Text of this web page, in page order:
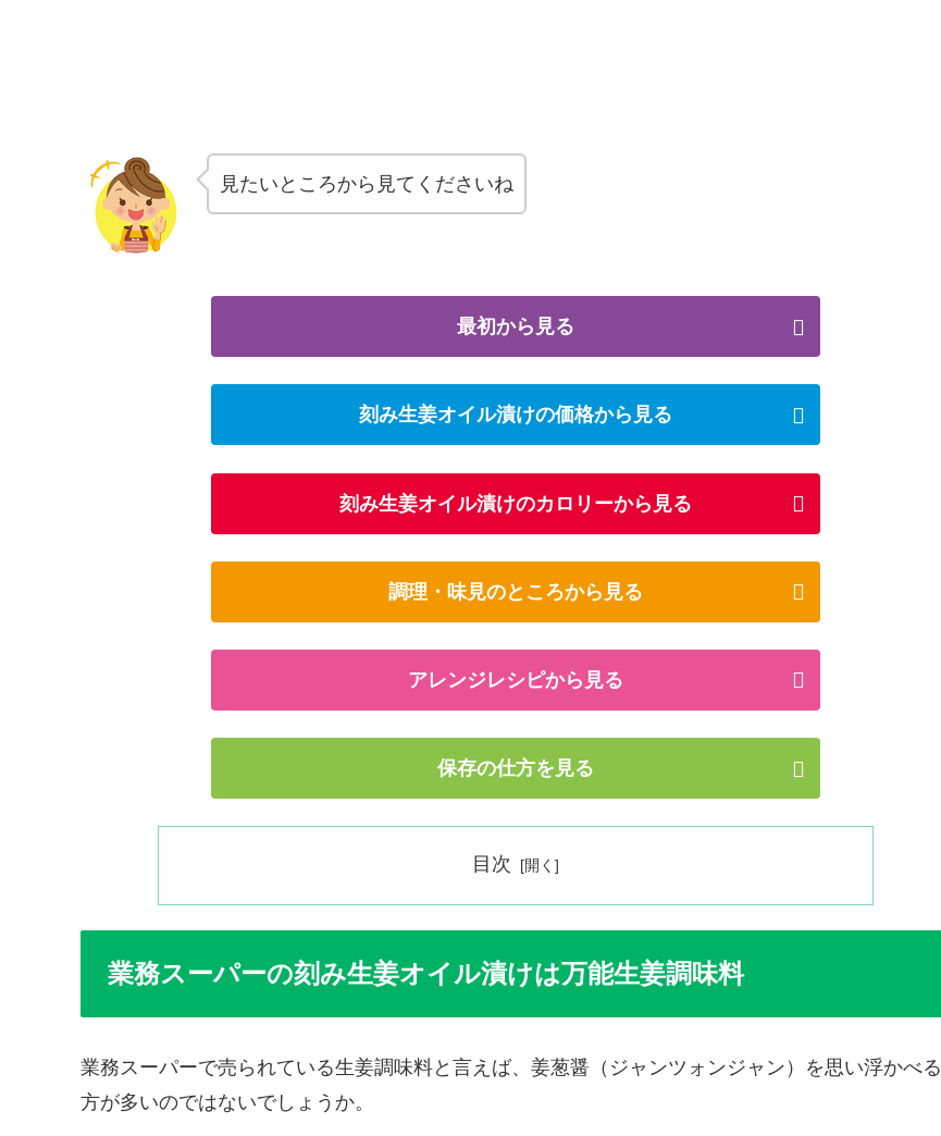
見たいところから見てくださいね
最初から見る
刻み生姜オイル漬けの価格から見る
刻み生姜オイル漬けのカロリーから見る
調理・味見のところから見る
アレンジレシピから見る
保存の仕方を見る
目次
業務スーパーの刻み生姜オイル漬けは万能生姜調味料
業務スーパーで売られている生姜調味料と言えば、姜葱醤（ジャンツォンジャン）を思い浮かべる
方が多いのではないでしょうか。